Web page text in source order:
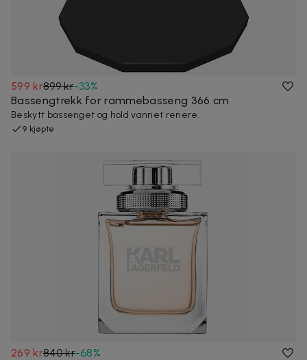
599 kr899 kr-33%
Bassengtrekk for rammebasseng 366 cm
Beskytt bassenget og hold vannet renere.
9 kjøpte
269 kr840 kr-68%